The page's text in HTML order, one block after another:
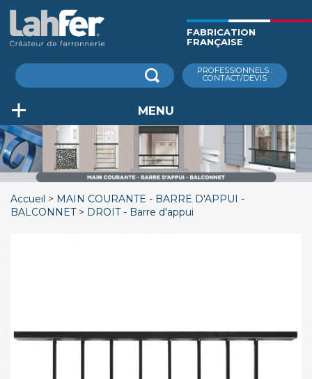
contenu
principal
Rechercher
PROFESSIONNELS :
CONTACT/DEVIS
MENU
FABRICATION
FRANÇAISE
Accueil
MAIN COURANTE - BARRE D'APPUI -
BALCONNET
DROIT - Barre d'appui